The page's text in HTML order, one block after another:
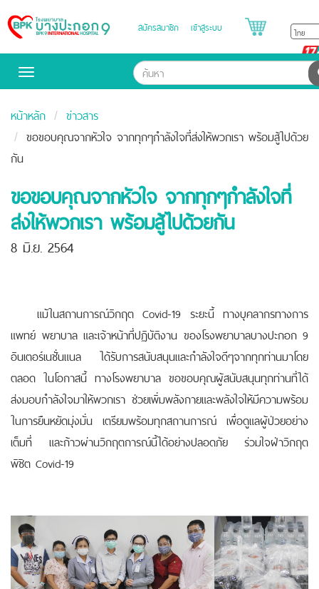
Bangpakok
Hospital
สมัครสมาชิก เข้าสู่ระบบ
Toggle
หน้าหลัก
ข่าวสาร
ขอขอบคุณจากหัวใจ จากทุกๆกำลังใจที่ส่งให้พวกเรา พร้อมสู้ไปด้วย
กัน
ขอขอบคุณจากหัวใจ จากทุกๆกำลังใจที่
ส่งให้พวกเรา พร้อมสู้ไปด้วยกัน
8 มิ.ย. 2564
แม้ในสถานการณ์วิกฤต Covid-19 ระยะนี้ ทางบุคลากรทางการ
แพทย์ พยาบาล และเจ้าหน้าที่ปฏิบัติงาน ของโรงพยาบาลบางปะกอก 9
อินเตอร์เนชั่นแนล ได้รับการสนับสนุนและกำลังใจดีๆจากทุกท่านมาโดย
ตลอด ในโอกาสนี้ ทางโรงพยาบาล ขอขอบคุณผู้สนับสนุนทุกท่านที่ได้
ส่งมอบกำลังใจมาให้พวกเรา ช่วยเพิ่มพลังกายและพลังใจให้มีความพร้อม
ในการยืนหยัดมุ่งมั่น เตรียมพร้อมทุกสถานการณ์ เพื่อดูแลผู้ป่วยอย่าง
เต็มที่ และก้าวผ่านวิกฤตการณ์นี้ได้อย่างปลอดภัย ร่วมใจฝ่าวิกฤต
พิชิต Covid-19